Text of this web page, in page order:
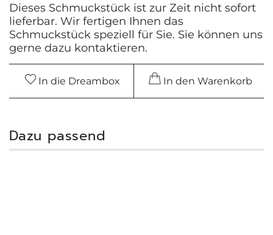
Dieses Schmuckstück ist zur Zeit nicht sofort
lieferbar. Wir fertigen Ihnen das
Schmuckstück speziell für Sie. Sie können uns
gerne dazu kontaktieren.
In die Dreambox In den Warenkorb
Dazu passend